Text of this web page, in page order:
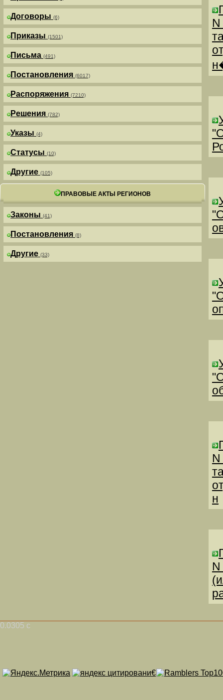
Договоры (6)
Приказы (1501)
Письма (491)
Постановления (6017)
Распоряжения (7210)
Решения (782)
Указы (4)
Статусы (10)
Другие (105)
ПРАВОВЫЕ АКТЫ РЕГИОНОВ
Законы (41)
Постановления (8)
Другие (33)
н
0.0305 с